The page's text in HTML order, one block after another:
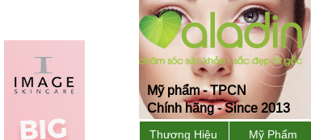
Mỹ phẩm - TPCN
Chính hãng - Since 2013
Thương Hiệu
Mỹ Phẩm